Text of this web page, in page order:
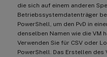
die sich auf einem anderen
Betriebssystemdatenträger
PowerShell, um den PvD in
denselben Namen wie die VM
Verwenden Sie für CSV oder
PowerShell. Das Erstellen